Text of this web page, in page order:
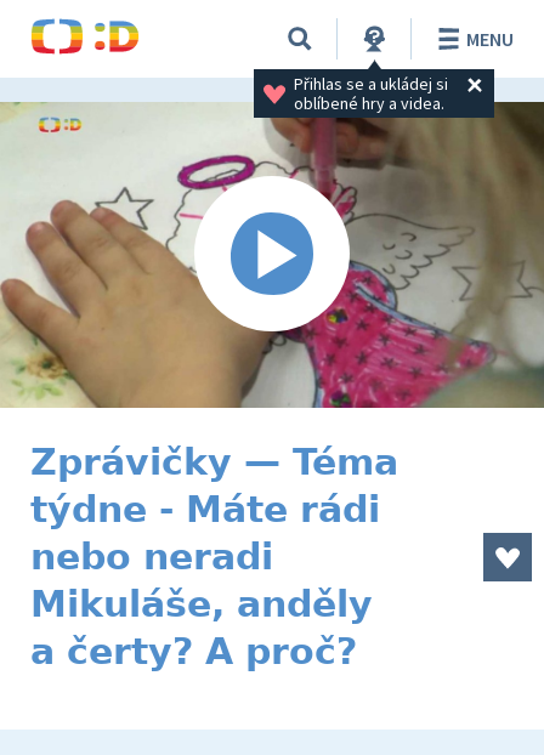
Přihlas se a ukládej si
oblíbené hry a videa.
MENU
Zprávičky — Téma
týdne - Máte rádi
nebo neradi
Mikuláše, anděly
a čerty? A proč?